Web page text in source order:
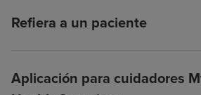
Refiera a un paciente
Aplicación para cuidadores